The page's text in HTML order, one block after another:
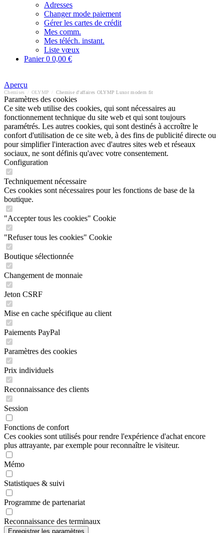
Adresses
Changer mode paiement
Gérer les cartes de crédit
Mes comm.
Mes téléch. instant.
Liste vœux
Panier0 0,00 €
Aperçu
Chemises OLYMP Chemise d'affaires OLYMP Luxor modern fit
Paramètres des cookies
Ce site web utilise des cookies, qui sont nécessaires au
fonctionnement technique du site web et qui sont toujours
paramétrés. Les autres cookies, qui sont destinés à accroître le
confort d'utilisation de ce site web, à des fins de publicité directe ou
pour simplifier l'interaction avec d'autres sites web et réseaux
sociaux, ne sont définis qu'avec votre consentement.
Configuration
Techniquement nécessaire
Ces cookies sont nécessaires pour les fonctions de base de la
boutique.
"Accepter tous les cookies" Cookie
"Refuser tous les cookies" Cookie
Boutique sélectionnée
Changement de monnaie
Jeton CSRF
Mise en cache spécifique au client
Paiements PayPal
Paramètres des cookies
Prix individuels
Reconnaissance des clients
Session
Fonctions de confort
Ces cookies sont utilisés pour rendre l'expérience d'achat encore
plus attrayante, par exemple pour reconnaître le visiteur.
Mémo
Statistiques & suivi
Programme de partenariat
Reconnaissance des terminaux